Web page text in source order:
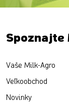
Spoznajte
Vaše Milk-Agro
Veľkoobchod
Novinky